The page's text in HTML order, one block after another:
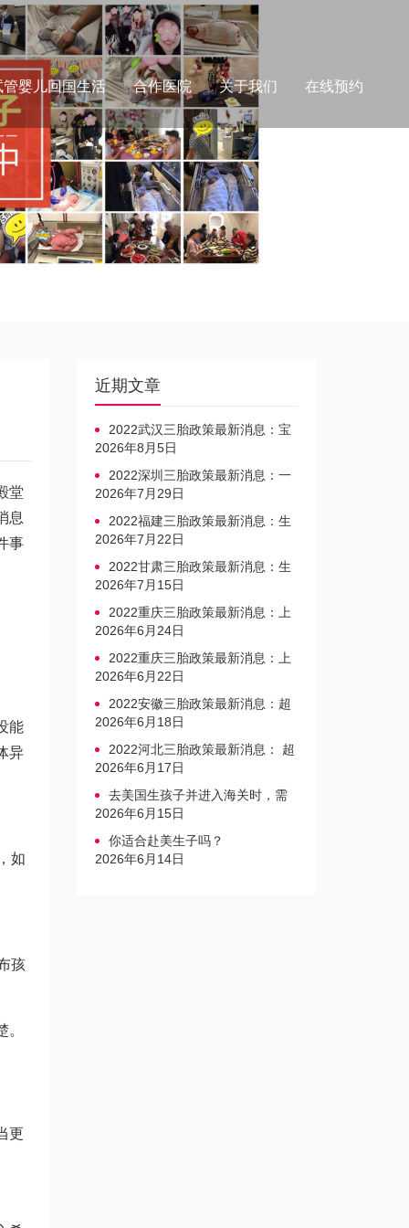
管婴儿回国生活 合作医院 关于我们 在线预约
堂
息
事
能
异
如
孩
更
近期文章
2022武汉三胎政策最新消息：宝
宝上户口不再罚款
2026年8月5日
2022深圳三胎政策最新消息：一
文读懂上户口是否罚款
2026年7月29日
2022福建三胎政策最新消息：生
育奖励发放迎新标准
2026年7月22日
2022甘肃三胎政策最新消息：生
育产假不享受带薪福利
2026年7月15日
2022重庆三胎政策最新消息：上
户口、办准生证指南
2026年6月24日
2022重庆三胎政策最新消息：上
户口、办准生证指南
2026年6月22日
2022安徽三胎政策最新消息：超
生家庭罚款标准更新
2026年6月18日
2022河北三胎政策最新消息： 超
生三孩不再缴纳社会抚养费
2026年6月17日
去美国生孩子并进入海关时，需
要注意的事项是什么？
2026年6月15日
你适合赴美生子吗？
2026年6月14日